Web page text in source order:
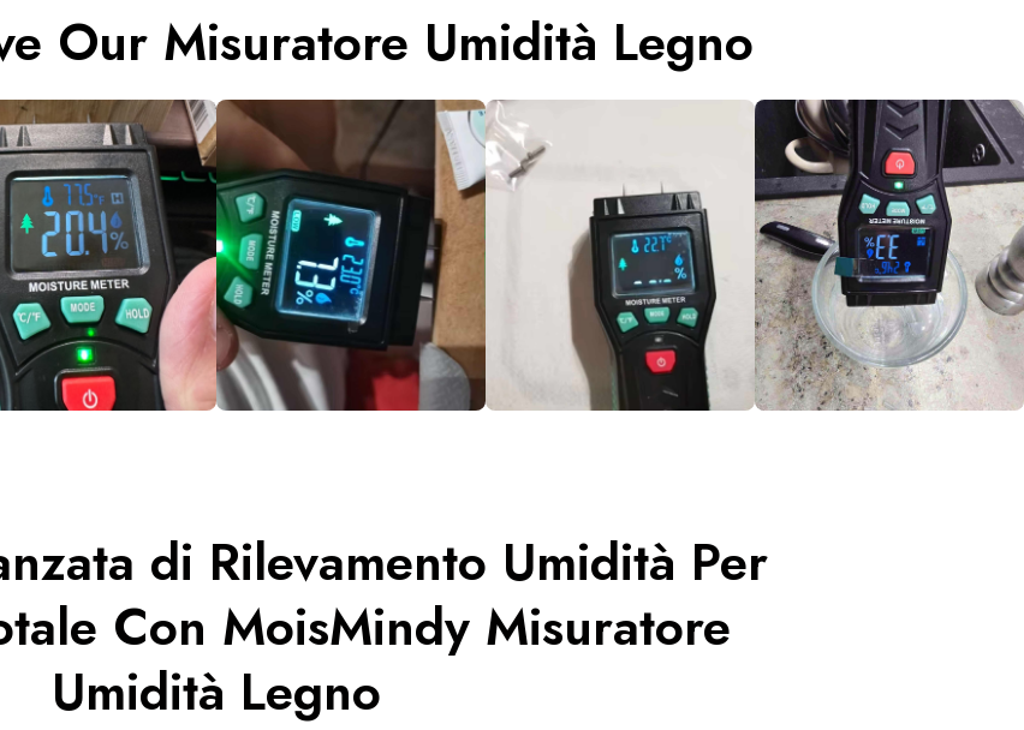
Our Misuratore Umidità Legno
di Rilevamento Umidità Per
Con MoisMindy Misuratore
Umidità Legno